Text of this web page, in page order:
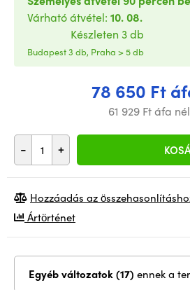
78 650 Ft
61 929 Ft áfa
- +
Várható átvétel: 10. 08.
Készleten 3 db
Budapest 3 db, Praha > 5 db
Hozzáadás az
Ártörténet
Egyéb változatok (17) ennek a